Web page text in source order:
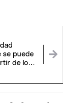
se puede
de los